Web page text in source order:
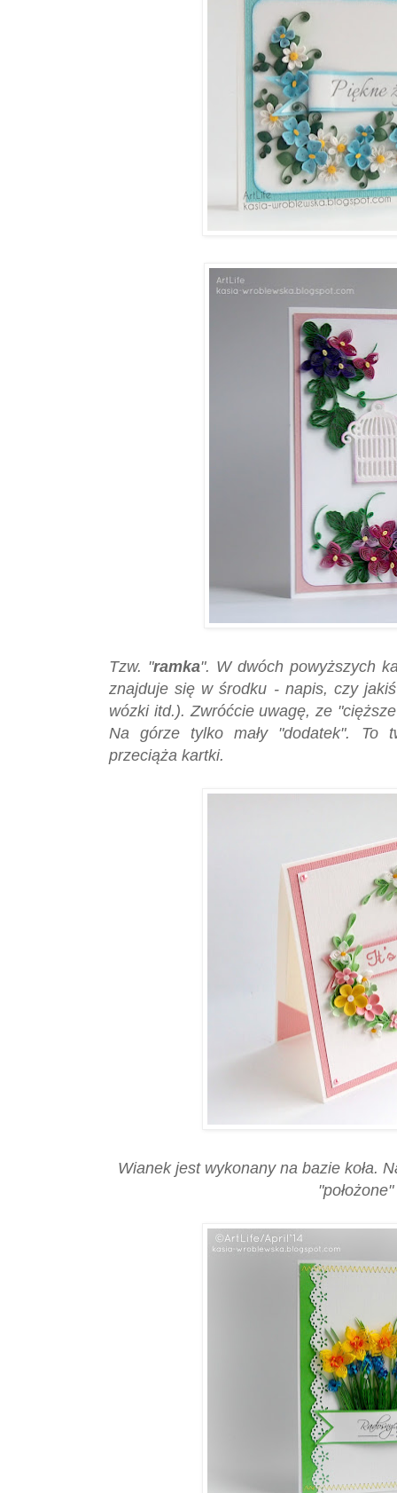
Tzw. "ramka". W dwóch powyższych
znajduje się w środku - napis, czy
wózki itd.). Zwróćcie uwagę, ze
Na górze tylko mały "dodatek". To
przeciąża kartki.
Wianek jest wykonany na bazie koła.